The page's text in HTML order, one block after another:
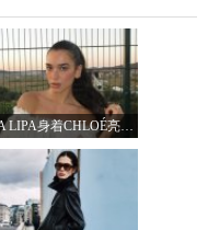
DUA LIPA身着CHLOÉ亮相 2026 SUNNY HILL 音乐节